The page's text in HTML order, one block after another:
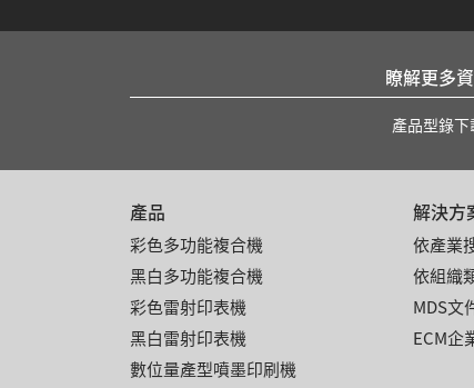
瞭解更多
產品型錄下
產品
彩色多功能複合機
黑白多功能複合機
彩色雷射印表機
黑白雷射印表機
數位量產型噴墨印刷機
解決方
依產業
依組織
MDS文
ECM企